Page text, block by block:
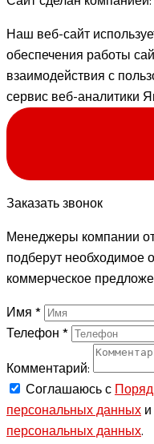
Наш веб-сайт
обеспечения работы
взаимодействия с
сервис веб-аналитики
Заказать звонок
Менеджеры компании
подберут необходимое
коммерческое
Имя*
Телефон*
Комментарий:
Соглашаюсь с
персональных данных
персональных данных.